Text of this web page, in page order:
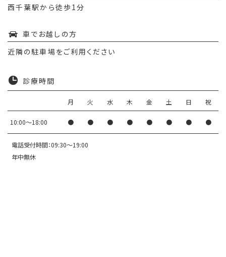
西千葉駅から徒歩1分
車でお越しの方
近隣の駐車場をご利用ください
診療時間
月 火 水 木 金 土 日 祝
10:00〜18:00 ● ● ● ● ● ● ● ●
電話受付時間：09:30～19:00
年中無休